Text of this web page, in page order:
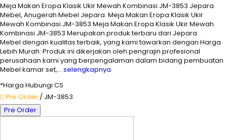
Meja Makan Eropa Klasik Ukir Mewah Kombinasi JM-3853 Jepara
Mebel, Anugerah Mebel Jepara. Meja Makan Eropa Klasik Ukir
Mewah Kombinasi JM-3853 Meja Makan Eropa Klasik Ukir Mewah
Kombinasi JM-3853 Merupakan produk terbaru dari Jepara
Mebel dengan kualitas terbaik, yang kami tawarkan dengan Harga
Lebih Murah. Produk ini dikerjakan oleh pengrajin profesional
perusahaan kami yang berpengalaman dalam bidang pembuatan
Mebel kamar set,… selengkapnya
*Harga Hubungi CS
Pre Order / JM-3853
Pre Order